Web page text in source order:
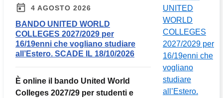
4 AGOSTO 2026
BANDO UNITED WORLD
COLLEGES 2027/2029 per
16/19enni che vogliano studiare
all’Estero. SCADE IL 18/10/2026
È online il bando United World
Colleges 2027/29 per studenti e